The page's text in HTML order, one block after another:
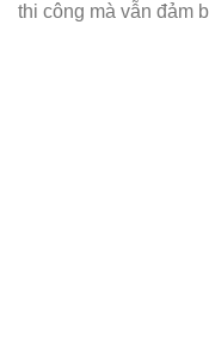
thi công mà vẫn đảm